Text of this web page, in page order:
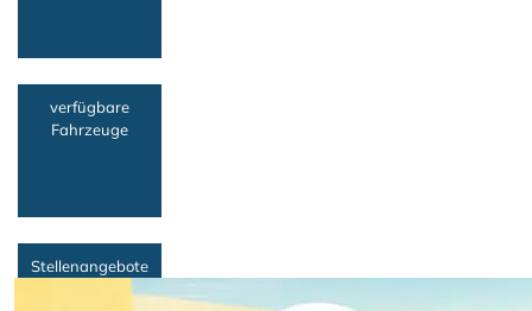
verfügbare
Fahrzeuge
Stellenangebote